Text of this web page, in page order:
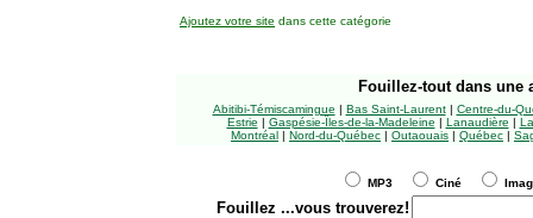
Ajoutez votre site dans cette catégorie
Fouillez-tout dans une
Abitibi-Témiscamingue | Bas Saint-Laurent| Centre-du-
Estrie | Gaspésie-Îles-de-la-Madeleine | Lanaudière |
Montréal | Nord-du-Québec | Outaouais | Québec |
MP3 Ciné
Fouillez ...vous trouverez!